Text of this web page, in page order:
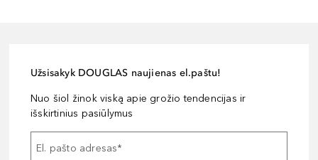
Užsisakyk DOUGLAS naujienas el.paštu!
Nuo šiol žinok viską apie grožio tendencijas ir
išskirtinius pasiūlymus
El. pašto adresas*